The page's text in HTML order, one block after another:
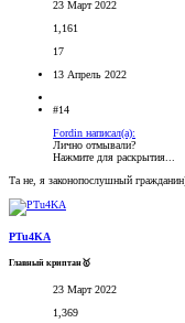
23 Март 2022
1,161
17
13 Апрель 2022
#14
Fordin написал(а):
Лично отмывали?
Нажмите для раскрытия...
Та не, я законопослушный
PTu4KA
Главный криптан🥇
23 Март 2022
1,369